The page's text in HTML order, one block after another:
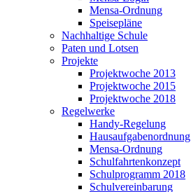
Mensa-Ordnung
Speisepläne
Nachhaltige Schule
Paten und Lotsen
Projekte
Projektwoche 2013
Projektwoche 2015
Projektwoche 2018
Regelwerke
Handy-Regelung
Hausaufgabenordnung
Mensa-Ordnung
Schulfahrtenkonzept
Schulprogramm 2018
Schulvereinbarung